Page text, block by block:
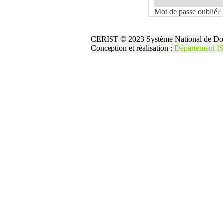
Mot de passe oublié?
CERIST © 2023 Système National de
Conception et réalisation : Département